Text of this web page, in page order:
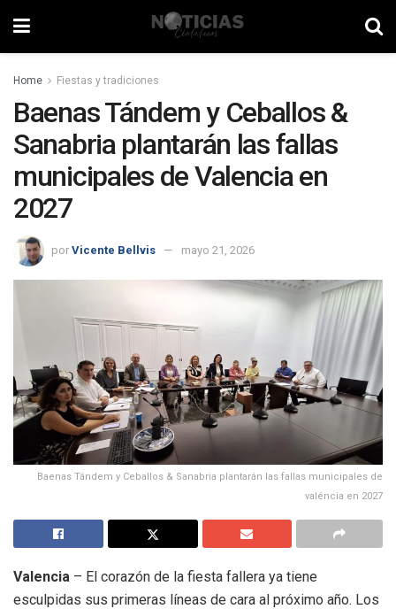
Home Fiestas y tradiciones
Baenas Tándem y Ceballos &
Sanabria plantarán las fallas
municipales de Valencia en
2027
por Vicente Bellvis mayo 21, 2026
Baenas Tándem y Ceballos & Sanabria plantarán las fallas municipales de
valéncia en 2027
Valencia – El corazón de la fiesta fallera ya tiene
esculpidas sus primeras líneas de cara al próximo año. Los